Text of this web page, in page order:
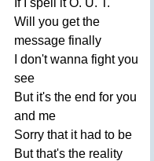
Will
you get the
message finally
don't wanna fight you
see
But it's the end for you
and me
Sorry that it had to be
But that's the reality